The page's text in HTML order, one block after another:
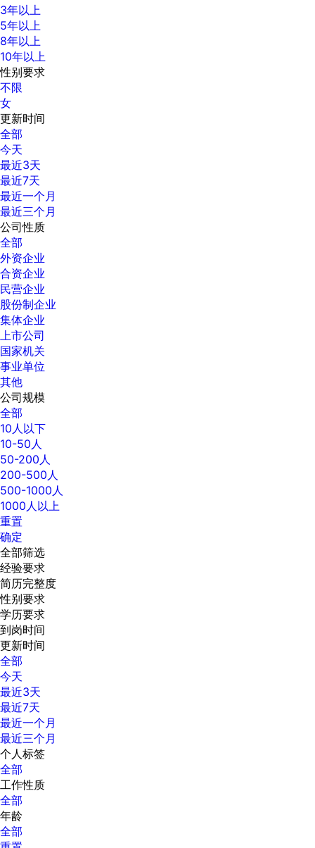
3年以上
5年以上
8年以上
10年以上
性别要求
不限
女
更新时间
全部
今天
最近3天
最近7天
最近一个月
最近三个月
公司性质
全部
外资企业
合资企业
民营企业
股份制企业
集体企业
上市公司
国家机关
事业单位
其他
公司规模
全部
10人以下
10-50人
50-200人
200-500人
500-1000人
1000人以上
重置
确定
全部筛选
经验要求
简历完整度
性别要求
学历要求
到岗时间
更新时间
全部
今天
最近3天
最近7天
最近一个月
最近三个月
个人标签
全部
工作性质
全部
年龄
全部